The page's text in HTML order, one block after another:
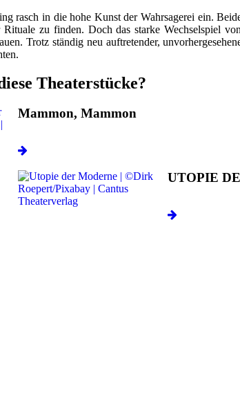
rasch in die hohe Kunst der Wahrsagerei ein.
zu finden. Doch das starke Wechselspiel
Trotz ständig neu auftretender,
Theaterstücke?
Mammon, Mammon
UTOPIE